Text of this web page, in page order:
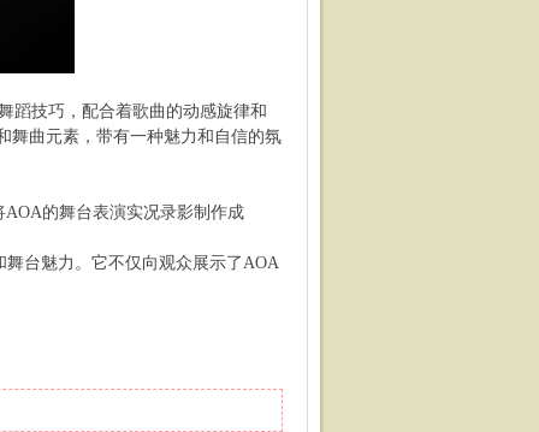
蹈技巧，配合着歌曲的动感旋律和
舞曲元素，带有一种魅力和自信的氛
的舞台表演实况录影制作成
台魅力。它不仅向观众展示了AOA